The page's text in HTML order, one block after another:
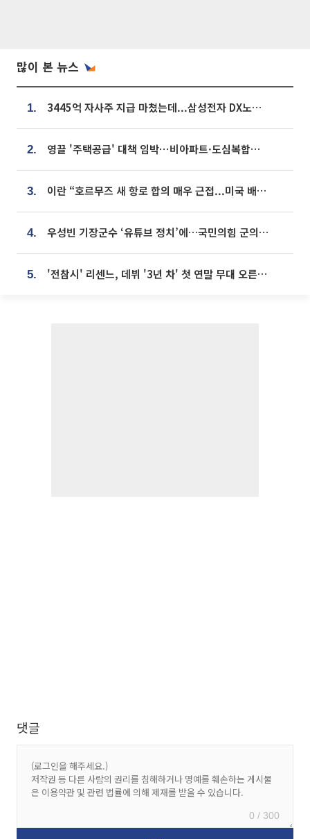
많이 본 뉴스
1. 3445억 자사주 지급 마쳤는데...삼성전자 DX노조, 뒤늦은 '떼쓰기 집회'
2. 영끌 '주택공급' 대책 임박⋯비아파트·도심복합까지 총동원
3. 이란 “호르무즈 새 항로 합의 매우 근접...미국 배상 먼저”
4. 우성빈 기장군수 ‘유튜브 정치’에…국민의힘 군의원들 집단 반발
5. '전참시' 리센느, 데뷔 '3년 차' 첫 연말 무대 오른다⋯"그동안 섭외 안 와"
댓글
0 / 300